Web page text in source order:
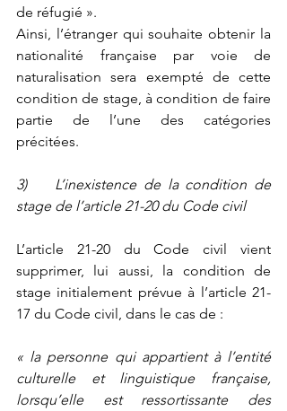
de réfugié ».
Ainsi, l’étranger qui souhaite obtenir la
nationalité française par voie de
naturalisation sera exempté de cette
condition de stage, à condition de faire
partie de l’une des catégories
précitées.
3)    L’inexistence de la condition de
stage de l’article 21-20 du Code civil
L’article 21-20 du Code civil vient
supprimer, lui aussi, la condition de
stage initialement prévue à l’article 21-
17 du Code civil, dans le cas de :
« la personne qui appartient à l’entité
culturelle et linguistique française,
lorsqu’elle est ressortissante des